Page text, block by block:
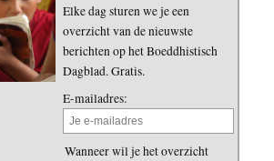
Elke dag sturen we je een
overzicht van de nieuwste
berichten op het Boeddhistisch
Dagblad. Gratis.
E-mailadres:
Wanneer wil je het overzicht